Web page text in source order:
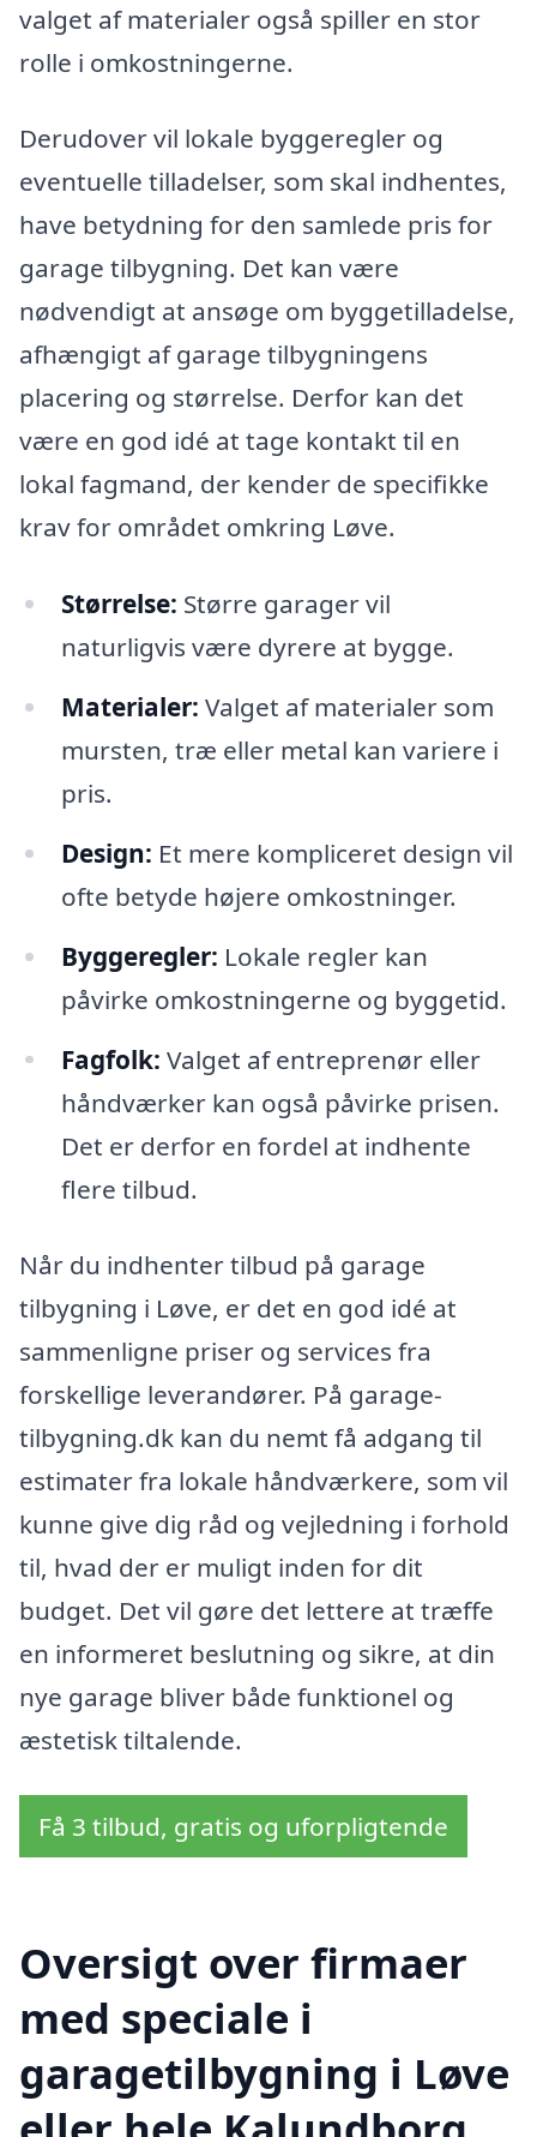
valget af materialer også spiller en stor
rolle i omkostningerne.
Derudover vil lokale byggeregler og
eventuelle tilladelser, som skal indhentes,
have betydning for den samlede pris for
garage tilbygning. Det kan være
nødvendigt at ansøge om byggetilladelse,
afhængigt af garage tilbygningens
placering og størrelse. Derfor kan det
være en god idé at tage kontakt til en
lokal fagmand, der kender de specifikke
krav for området omkring Løve.
Størrelse: Større garager vil
naturligvis være dyrere at bygge.
Materialer: Valget af materialer som
mursten, træ eller metal kan variere i
pris.
Design: Et mere kompliceret design vil
ofte betyde højere omkostninger.
Byggeregler: Lokale regler kan
påvirke omkostningerne og byggetid.
Fagfolk: Valget af entreprenør eller
håndværker kan også påvirke prisen.
Det er derfor en fordel at indhente
flere tilbud.
Når du indhenter tilbud på garage
tilbygning i Løve, er det en god idé at
sammenligne priser og services fra
forskellige leverandører. På garage-
tilbygning.dk kan du nemt få adgang til
estimater fra lokale håndværkere, som vil
kunne give dig råd og vejledning i forhold
til, hvad der er muligt inden for dit
budget. Det vil gøre det lettere at træffe
en informeret beslutning og sikre, at din
nye garage bliver både funktionel og
æstetisk tiltalende.
Få 3 tilbud, gratis og uforpligtende
Oversigt over firmaer
med speciale i
garagetilbygning i Løve